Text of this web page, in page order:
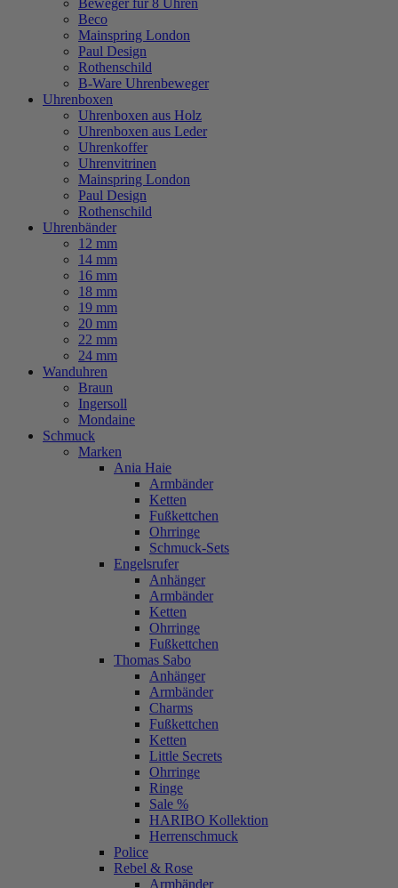
Beweger für 8 Uhren
Beco
Mainspring London
Paul Design
Rothenschild
B-Ware Uhrenbeweger
Uhrenboxen
Uhrenboxen aus Holz
Uhrenboxen aus Leder
Uhrenkoffer
Uhrenvitrinen
Mainspring London
Paul Design
Rothenschild
Uhrenbänder
12 mm
14 mm
16 mm
18 mm
19 mm
20 mm
22 mm
24 mm
Wanduhren
Braun
Ingersoll
Mondaine
Schmuck
Marken
Ania Haie
Armbänder
Ketten
Fußkettchen
Ohrringe
Schmuck-Sets
Engelsrufer
Anhänger
Armbänder
Ketten
Ohrringe
Fußkettchen
Thomas Sabo
Anhänger
Armbänder
Charms
Fußkettchen
Ketten
Little Secrets
Ohrringe
Ringe
Sale %
HARIBO Kollektion
Herrenschmuck
Police
Rebel & Rose
Armbänder